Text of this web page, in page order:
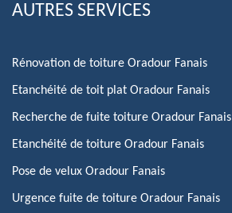
AUTRES SERVICES
Rénovation de toiture Oradour Fanais
Etanchéité de toit plat Oradour Fanais
Recherche de fuite toiture Oradour Fanais
Etanchéité de toiture Oradour Fanais
Pose de velux Oradour Fanais
Urgence fuite de toiture Oradour Fanais